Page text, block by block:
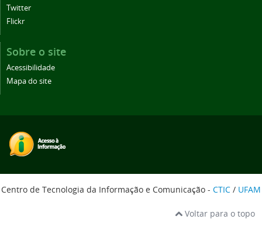
Twitter
Flickr
Sobre o site
Acessibilidade
Mapa do site
Centro de Tecnologia da Informação e Comunicação - CTIC / UFAM
Voltar para o topo